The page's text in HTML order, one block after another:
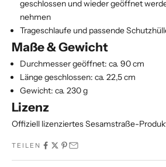
geschlossen und wieder geöffnet
nehmen
Trageschlaufe und passende
Maße & Gewicht
Durchmesser geöffnet: ca. 90 cm
Länge geschlossen: ca. 22,5 cm
Gewicht: ca. 230 g
Lizenz
Offiziell lizenziertes Sesamstraße-
TEILEN